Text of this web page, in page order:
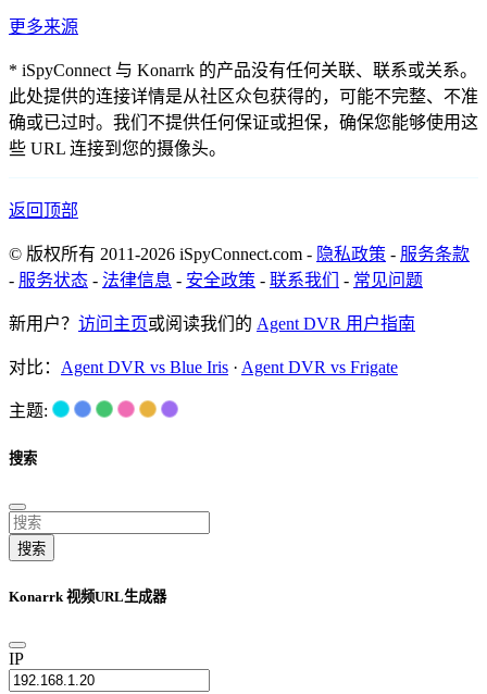
更多来源
* iSpyConnect 与 Konarrk 的产品没有任何关联、联系或关系。
此处提供的连接详情是从社区众包获得的，可能不完整、不准
确或已过时。我们不提供任何保证或担保，确保您能够使用这
些 URL 连接到您的摄像头。
返回顶部
© 版权所有 2011-2026 iSpyConnect.com - 隐私政策 - 服务条款
- 服务状态 - 法律信息 - 安全政策 - 联系我们 - 常见问题
新用户？ 访问主页或阅读我们的 Agent DVR 用户指南
对比： Agent DVR vs Blue Iris · Agent DVR vs Frigate
主题:
搜索
搜索
Konarrk 视频URL生成器
IP